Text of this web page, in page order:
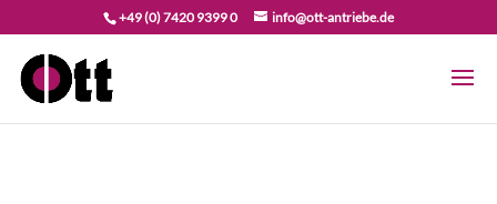
+49 (0) 7420 9399 0 info@ott-antriebe.de